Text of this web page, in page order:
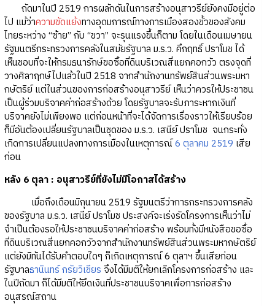
ถัดมาในปี 2519 การผลักดันในการสร้างอนุสาวรีย์ยังคงมีอยู่ต่อ
ไป แม้ว่าความขัดแย้งทางอุดมการณ์ทางการเมืองสองขั้วของสังคม
ไทยระหว่าง “ซ้าย” กับ “ขวา” จะรุนแรงขึ้นก็ตาม โดยในเดือนเมษายน
รัฐมนตรีกระทรวงการคลังในสมัยรัฐบาล ม.ร.ว. คึกฤทธิ์ ปราโมช ได้
เห็นชอบที่จะให้กรมธนารักษ์ขอซื้อที่ดินบริเวณสี่แยกคอกวัว ตรงจุดที่
วางศิลาฤกษ์ไปแล้วในปี 2518 จากสำนักงานทรัพย์สินส่วนพระมหา
กษัตริย์ แต่ในส่วนของการก่อสร้างอนุสาวรีย์ เห็นว่าควรให้ประชาชน
เป็นผู้ร่วมบริจาคค่าก่อสร้างด้วย โดยรัฐบาลจะรับภาระหากเงินที่
บริจาคยังไม่เพียงพอ แต่ก่อนหน้าที่จะได้จัดการเรื่องราวให้เรียบร้อย
ก็มีอันต้องเปลี่ยนรัฐบาลเป็นชุดของ ม.ร.ว. เสนีย์ ปราโมช จนกระทั่ง
เกิดการเปลี่ยนแปลงทางการเมืองในเหตุการณ์6 ตุลาคม 2519 เสีย
ก่อน
หลัง 6 ตุลา : อนุสาวรีย์ที่ยังไม่มีโอกาสได้สร้าง
เมื่อถึงเดือนมิถุนายน 2519 รัฐมนตรีว่าการกระทรวงการคลัง
ของรัฐบาล ม.ร.ว. เสนีย์ ปราโมช ประสงค์จะเร่งรัดโครงการเห็นว่าไม่
จำเป็นต้องรอให้ประชาชนบริจาคค่าก่อสร้าง พร้อมทั้งมีหนังสือขอซื้อ
ที่ดินบริเวณสี่แยกคอกวัวจากสำนักงานทรัพย์สินส่วนพระมหากษัตริย์
แต่ยังมิทันได้รับคำตอบใดๆ ก็เกิดเหตุการณ์ 6 ตุลาฯ ขึ้นเสียก่อน
รัฐบาลธานินทร์ กรัยวิเชียร จึงได้มีมติให้ยกเลิกโครงการก่อสร้าง และ
ในปีถัดมา ก็ได้มีมติให้ยึดเงินที่ประชาชนบริจาคเพื่อการก่อสร้าง
อนุสรณ์สถาน